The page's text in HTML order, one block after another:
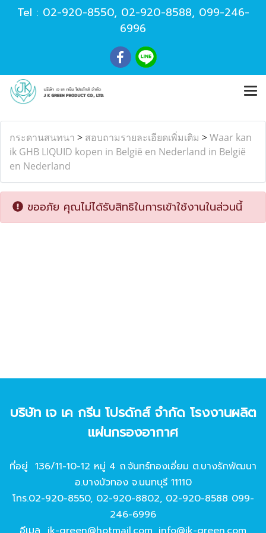
Tel : 02-920-8550, 02-920-8588, 099-246-
6996
กระดานสนทนา > สอบถามรายละเอียดเพิ่มเติม >Waar kan
ik GHB LIQUID kopen in België en Nederland in België
en Nederland
ขออภัย คุณไม่ได้รับสิทธิในการเข้าใช้งานในส่วนนี้
บริษัท เจ เค กรีน โปรดักส์ จํากัด โรงงานผลิต
แผ่นกรองอากาศ
ที่อยู่ 136/11-10-12 หมู่ 4 ถ.จันทร์ทองเอี่ยม ต.บางรักพัฒนา
อ.บางบัวทอง จ.นนทบุรี 11110
โทร.02-920-8550, 02-920-8802, 02-920-8588 099-
246-6996